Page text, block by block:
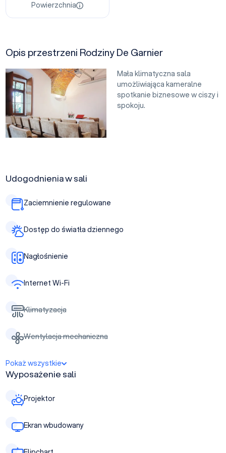
Powierzchnia
Opis przestrzeni Rodziny De Garnier
Mała klimatyczna sala
umożliwiająca kameralne
spotkanie biznesowe w ciszy i
spokoju.
Udogodnienia w sali
Zaciemnienie regulowane
Dostęp do światła dziennego
Nagłośnienie
Internet Wi-Fi
Klimatyzacja
Wentylacja mechaniczna
Pokaż wszystkie
Wyposażenie sali
Projektor
Ekran wbudowany